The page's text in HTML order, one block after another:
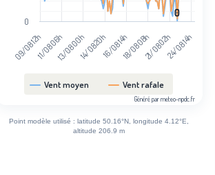
0
0
Vent moyen Vent rafale
09/08 12h11/08 06h13/08 00h14/08 20h16/08 14h18/08 08h21/08 02h24/08 14h
0
Généré par meteo-npdc.fr
Point modèle utilisé : latitude 50.16°N, longitude 4.12°E,
altitude 206.9 m